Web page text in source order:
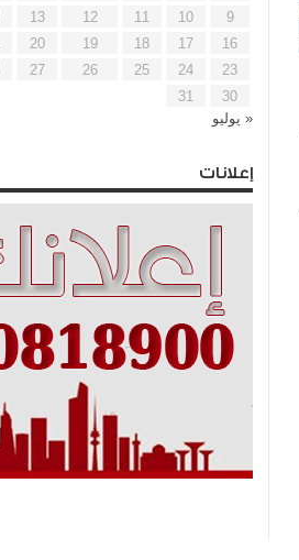
9
10
11
12
13
16
17
18
19
20
23
24
25
26
27
30
31
« يوليو
إعلانات